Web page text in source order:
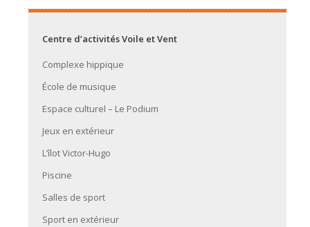
Centre d’activités Voile et Vent
Complexe hippique
École de musique
Espace culturel – Le Podium
Jeux en extérieur
L’îlot Victor-Hugo
Piscine
Salles de sport
Sport en extérieur